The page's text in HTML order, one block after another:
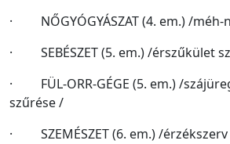
· NŐGYÓGYÁSZAT (4. em.) /méh-
· SEBÉSZET (5. em.) /érszűkület
· FÜL-ORR-GÉGE (5. em.) /
szűrése /
· SZEMÉSZET (6. em.) /